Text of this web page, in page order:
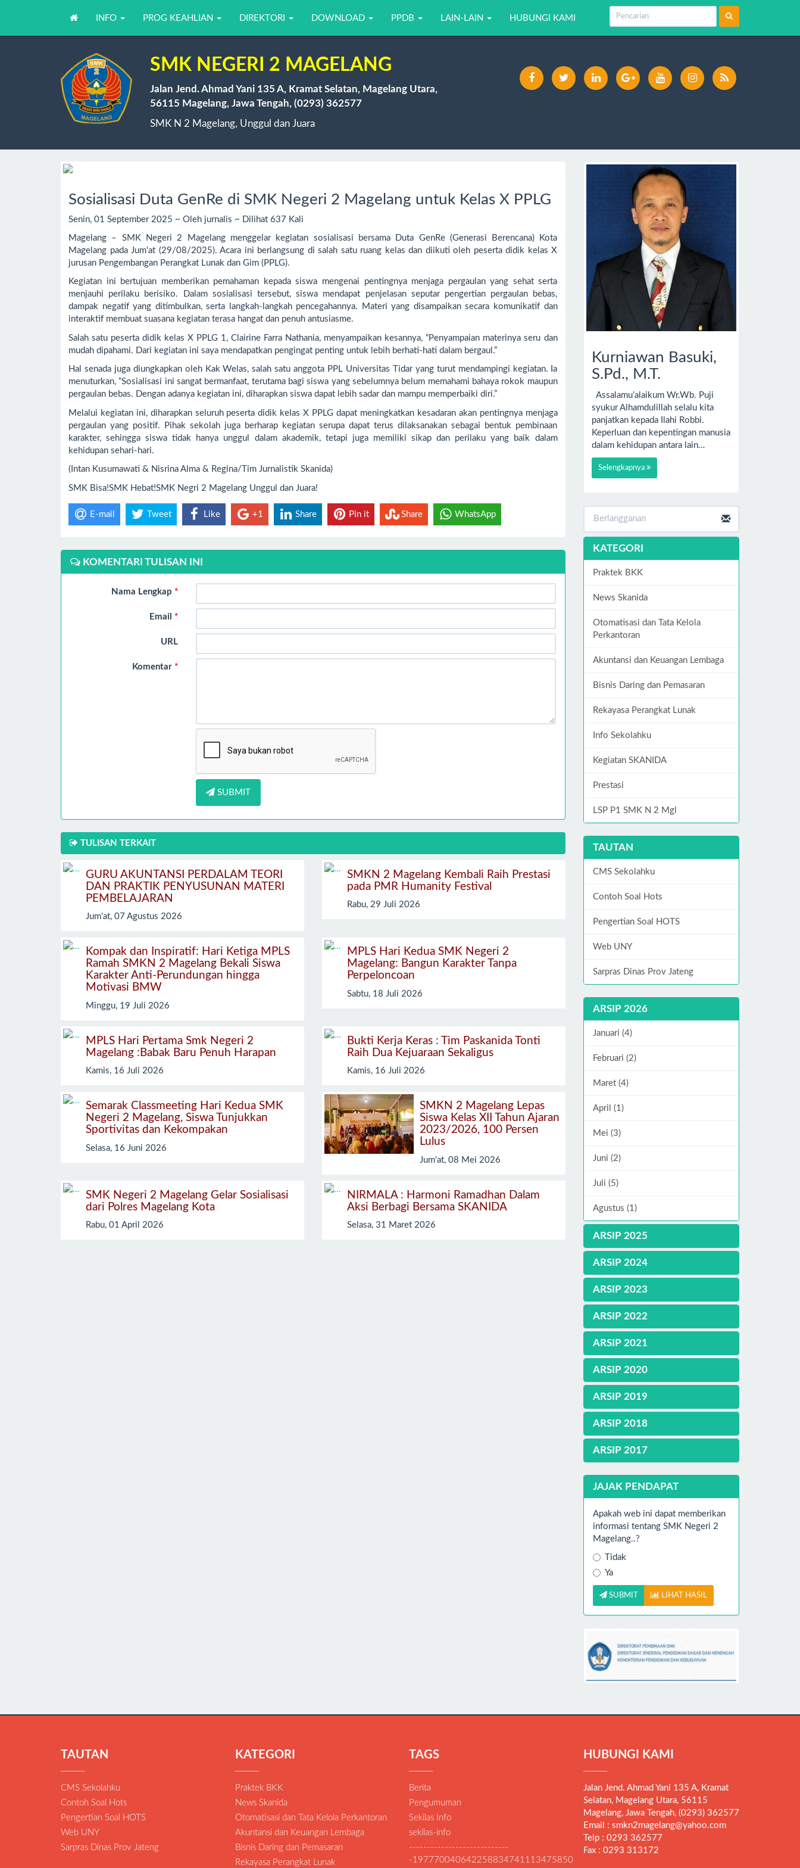
INFO PROG KEAHLIAN DIREKTORI DOWNLOAD PPDB LAIN-LAIN HUBUNGI KAMI
SMK NEGERI 2 MAGELANG
Jalan Jend. Ahmad Yani 135 A, Kramat Selatan, Magelang Utara,
56115 Magelang, Jawa Tengah, (0293) 362577
SMK N 2 Magelang, Unggul dan Juara
Sosialisasi Duta GenRe di SMK Negeri 2 Magelang untuk Kelas X PPLG
Senin, 01 September 2025 ~ Oleh jurnalis ~ Dilihat 637 Kali
Magelang – SMK Negeri 2 Magelang menggelar kegiatan sosialisasi bersama Duta GenRe (Generasi Berencana) Kota
Magelang pada Jum'at (29/08/2025). Acara ini berlangsung di salah satu ruang kelas dan diikuti oleh peserta didik kelas X
jurusan Pengembangan Perangkat Lunak dan Gim (PPLG).
Kegiatan ini bertujuan memberikan pemahaman kepada siswa mengenai pentingnya menjaga pergaulan yang sehat serta
menjauhi perilaku berisiko. Dalam sosialisasi tersebut, siswa mendapat penjelasan seputar pengertian pergaulan bebas,
dampak negatif yang ditimbulkan, serta langkah-langkah pencegahannya. Materi yang disampaikan secara komunikatif dan
interaktif membuat suasana kegiatan terasa hangat dan penuh antusiasme.
Salah satu peserta didik kelas X PPLG 1, Clairine Farra Nathania, menyampaikan kesannya, “Penyampaian materinya seru dan
mudah dipahami. Dari kegiatan ini saya mendapatkan pengingat penting untuk lebih berhati-hati dalam bergaul.”
Hal senada juga diungkapkan oleh Kak Welas, salah satu anggota PPL Universitas Tidar yang turut mendampingi kegiatan. Ia
menuturkan, “Sosialisasi ini sangat bermanfaat, terutama bagi siswa yang sebelumnya belum memahami bahaya rokok maupun
pergaulan bebas. Dengan adanya kegiatan ini, diharapkan siswa dapat lebih sadar dan mampu memperbaiki diri.”
Melalui kegiatan ini, diharapkan seluruh peserta didik kelas X PPLG dapat meningkatkan kesadaran akan pentingnya menjaga
pergaulan yang positif. Pihak sekolah juga berharap kegiatan serupa dapat terus dilaksanakan sebagai bentuk pembinaan
karakter, sehingga siswa tidak hanya unggul dalam akademik, tetapi juga memiliki sikap dan perilaku yang baik dalam
kehidupan sehari-hari.
(Intan Kusumawati & Nisrina Alma & Regina/Tim Jurnalistik Skanida)
SMK Bisa!SMK Hebat!SMK Negri 2 Magelang Unggul dan Juara!
E-mail Tweet Like +1 Share Pin it Share WhatsApp
KOMENTARI TULISAN INI
Nama Lengkap *
Email *
URL
Komentar *
SUBMIT
TULISAN TERKAIT
GURU AKUNTANSI PERDALAM TEORI
DAN PRAKTIK PENYUSUNAN MATERI
PEMBELAJARAN
Jum'at, 07 Agustus 2026
SMKN 2 Magelang Kembali Raih Prestasi
pada PMR Humanity Festival
Rabu, 29 Juli 2026
Kompak dan Inspiratif: Hari Ketiga MPLS
Ramah SMKN 2 Magelang Bekali Siswa
Karakter Anti-Perundungan hingga
Motivasi BMW
Minggu, 19 Juli 2026
MPLS Hari Kedua SMK Negeri 2
Magelang: Bangun Karakter Tanpa
Perpeloncoan
Sabtu, 18 Juli 2026
MPLS Hari Pertama Smk Negeri 2
Magelang :Babak Baru Penuh Harapan
Kamis, 16 Juli 2026
Bukti Kerja Keras : Tim Paskanida Tonti
Raih Dua Kejuaraan Sekaligus
Kamis, 16 Juli 2026
Semarak Classmeeting Hari Kedua SMK
Negeri 2 Magelang, Siswa Tunjukkan
Sportivitas dan Kekompakan
Selasa, 16 Juni 2026
SMKN 2 Magelang Lepas
Siswa Kelas XII Tahun Ajaran
2023/2026, 100 Persen
Lulus
Jum'at, 08 Mei 2026
SMK Negeri 2 Magelang Gelar Sosialisasi
dari Polres Magelang Kota
Rabu, 01 April 2026
NIRMALA : Harmoni Ramadhan Dalam
Aksi Berbagi Bersama SKANIDA
Selasa, 31 Maret 2026
Kurniawan Basuki,
S.Pd., M.T.
Assalamu’alaikum Wr.Wb. Puji
syukur Alhamdulillah selalu kita
panjatkan kepada Ilahi Robbi.
Keperluan dan kepentingan manusia
dalam kehidupan antara lain…
Selengkapnya
KATEGORI
Praktek BKK
News Skanida
Otomatisasi dan Tata Kelola
Perkantoran
Akuntansi dan Keuangan Lembaga
Bisnis Daring dan Pemasaran
Rekayasa Perangkat Lunak
Info Sekolahku
Kegiatan SKANIDA
Prestasi
LSP P1 SMK N 2 Mgl
TAUTAN
CMS Sekolahku
Contoh Soal Hots
Pengertian Soal HOTS
Web UNY
Sarpras Dinas Prov Jateng
ARSIP 2026
Januari (4)
Februari (2)
Maret (4)
April (1)
Mei (3)
Juni (2)
Juli (5)
Agustus (1)
ARSIP 2025
ARSIP 2024
ARSIP 2023
ARSIP 2022
ARSIP 2021
ARSIP 2020
ARSIP 2019
ARSIP 2018
ARSIP 2017
JAJAK PENDAPAT
Apakah web ini dapat memberikan
informasi tentang SMK Negeri 2
Magelang..?
Tidak
Ya
SUBMIT LIHAT HASIL
TAUTAN
CMS Sekolahku
Contoh Soal Hots
Pengertian Soal HOTS
Web UNY
Sarpras Dinas Prov Jateng
KATEGORI
Praktek BKK
News Skanida
Otomatisasi dan Tata Kelola Perkantoran
Akuntansi dan Keuangan Lembaga
Bisnis Daring dan Pemasaran
Rekayasa Perangkat Lunak
TAGS
Berita
Pengumuman
Sekilas Info
sekilas-info
----------------------------
-197770040642258834741113475850
HUBUNGI KAMI
Jalan Jend. Ahmad Yani 135 A, Kramat
Selatan, Magelang Utara, 56115
Magelang, Jawa Tengah, (0293) 362577
Email : smkn2magelang@yahoo.com
Telp : 0293 362577
Fax : 0293 313172